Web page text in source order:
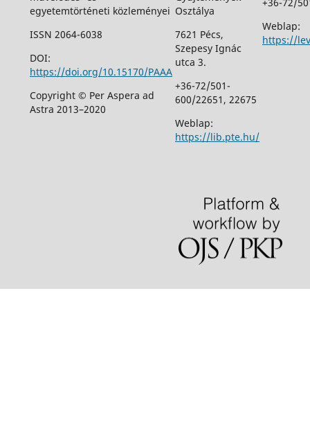
egyetemtörténeti közleményei
ISSN 2064-6038
DOI:
https://doi.org/10.15170/PAAA
Copyright © Per Aspera ad
Astra 2013–2020
Osztálya
7621 Pécs,
Szepesy Ignác
utca 3.
+36-72/501-
600/22651, 22675
Weblap:
https://lib.pte.hu/
Weblap:
https://